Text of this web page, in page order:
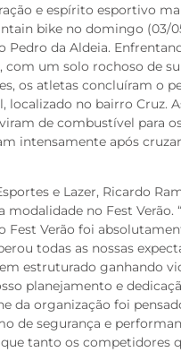
e espírito esportivo
bike no domingo (03/
Pedro da Aldeia.
um solo rochoso de
os atletas concluíram o
localizado no bairro Cruz.
de combustível para
intensamente após
e Lazer, Ricardo
modalidade no Fest Verão.
Fest Verão foi
todas as nossas
estruturado ganhando
planejamento e
da organização foi
de segurança e
tanto os competidores